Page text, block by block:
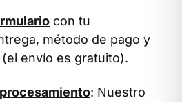
con tu
método de pago y
envío es gratuito).
: Nuestro